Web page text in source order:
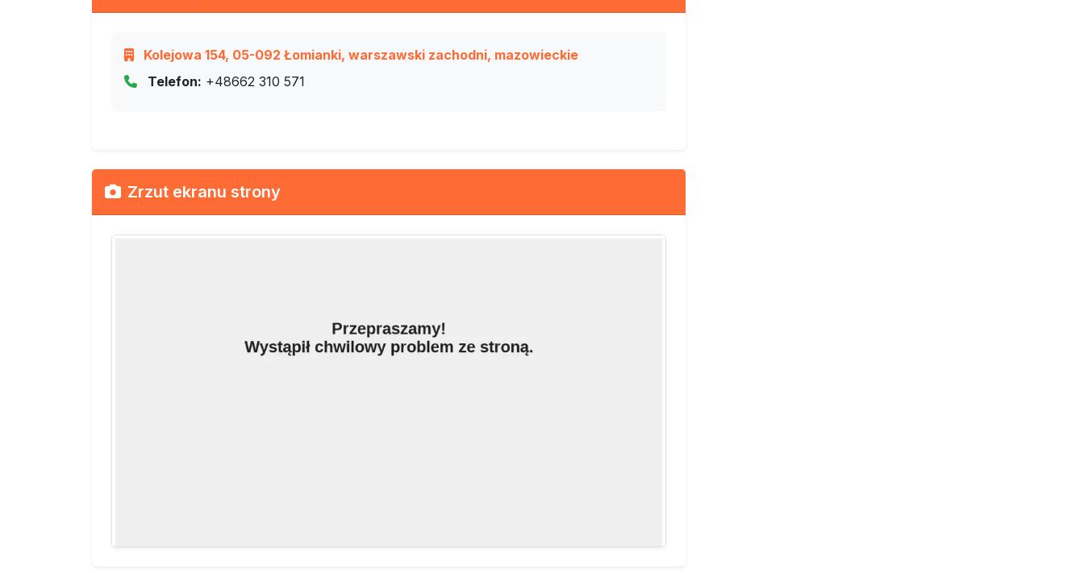
Kolejowa 154, 05-092 Łomianki, warszawski zachodni, mazowieckie
Telefon: +48662 310 571
Zrzut ekranu strony